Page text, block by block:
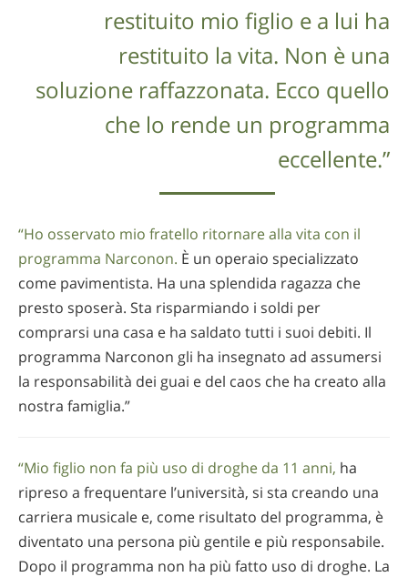
restituito mio figlio e a lui ha
restituito la vita. Non è una
soluzione raffazzonata. Ecco quello
che lo rende un programma
eccellente.”
“Ho osservato mio fratello ritornare alla vita con il
programma Narconon. È un operaio specializzato
come pavimentista. Ha una splendida ragazza che
presto sposerà. Sta risparmiando i soldi per
comprarsi una casa e ha saldato tutti i suoi debiti. Il
programma Narconon gli ha insegnato ad assumersi
la responsabilità dei guai e del caos che ha creato alla
nostra famiglia.”
“Mio figlio non fa più uso di droghe da 11 anni, ha
ripreso a frequentare l’università, si sta creando una
carriera musicale e, come risultato del programma, è
diventato una persona più gentile e più responsabile.
Dopo il programma non ha più fatto uso di droghe. La